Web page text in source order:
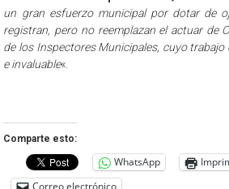
un gran esfuerzo municipal por dotar de
registran, pero no reemplazan el actuar de
de los Inspectores Municipales, cuyo
e invaluable«.
Comparte esto:
WhatsApp